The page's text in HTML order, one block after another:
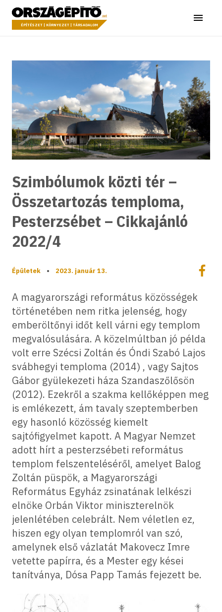
a tartalomhoz
Országépítő
ÉPÍTÉSZET | KÖRNYEZET | TÁRSADALOM Menü
Szimbólumok közti tér –
Összetartozás temploma,
Pesterzsébet – Cikkajánló
2022/4
Épületek • 2023. január 13.
A magyarországi református közösségek
történetében nem ritka jelenség, hogy
emberöltőnyi időt kell várni egy templom
megvalósulására. A közelmúltban jó példa
volt erre Szécsi Zoltán és Óndi Szabó Lajos
svábhegyi temploma (2014) , vagy Sajtos
Gábor gyülekezeti háza Szandaszőlősön
(2012). Ezekről a szakma kellőképpen meg
is emlékezett, ám tavaly szeptemberben
egy hasonló közösség kiemelt
sajtófigyelmet kapott. A Magyar Nemzet
adott hírt a pesterzsébeti református
templom felszenteléséről, amelyet Balog
Zoltán püspök, a Magyarországi
Református Egyház zsinatának lelkészi
elnöke Orbán Viktor miniszterelnök
jelenlétében celebrált. Nem véletlen ez,
hiszen egy olyan templomról van szó,
amelynek első vázlatát Makovecz Imre
vetette papírra, és a Mester egy kései
tanítványa, Dósa Papp Tamás fejezett be.